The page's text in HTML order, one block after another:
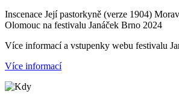
Inscenace Její pastorkyně (verze 1904)
Olomouc na festivalu Janáček Brno 2024
Více informací a vstupenky webu festivalu
Více informací